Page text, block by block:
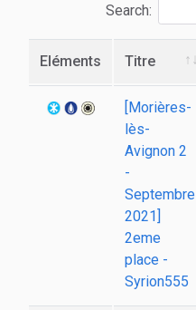
Search:
Eléments Titre
[Morières-
lès-
Avignon 2
-
Septembre
2021]
2eme
place -
Syrion555